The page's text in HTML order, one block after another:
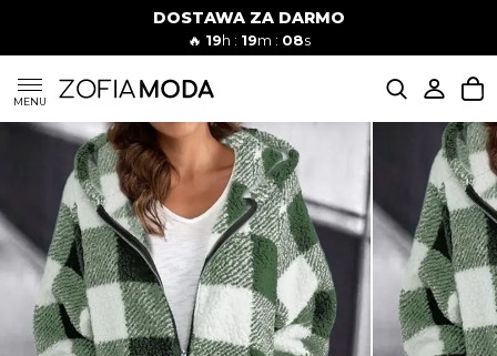
DOSTAWA ZA DARMO
🔥 19h : 19m : 07s
MENU
SUKIENKI
KOMPLETY
JEANSY
SZORTY